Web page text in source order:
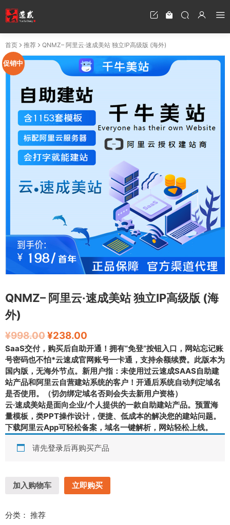
首页 推荐 QNMZ– 阿里云·速成美站 独立IP高级版 (海外)
促销中
QNMZ– 阿里云·速成美站 独立IP高级版 (海
外)
¥998.00¥238.00
SaaS交付，购买后自助开通！拥有“免登”按钮入口，网站忘记账
号密码也不怕*云速成官网账号一卡通，支持余额续费。此版本为
国内版，无海外节点。新用户指：未使用过云速成SAAS自助建
站产品和阿里云自营建站系统的客户！开通后系统自动判定域名
是否使用。（切勿绑定域名否则会失去新用户资格）
云·速成美站是面向企业/个人提供的一款自助建站产品。预置海
量模板，类PPT操作设计，便捷、低成本的解决您的建站问题。
下载阿里云App可轻松备案，域名一键解析，网站轻松上线。
请先登录后再购买产品
加入购物车 立即购买
分类： 推荐